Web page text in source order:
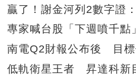
贏了！謝金河列2數字證
專家喊台股「下週噴千點
南電Q2財報公布後 目標
低軌衛星王者 昇達科新